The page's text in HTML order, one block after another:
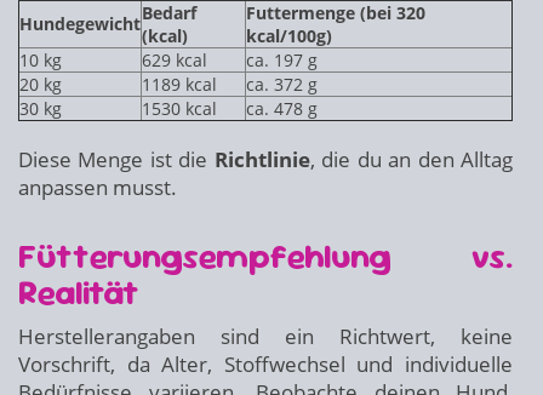
HundegewichtBedarf
(kcal)
Futtermenge (bei 320
kcal/100g)
10 kg
629 kcal
ca. 197 g
20 kg
1189 kcal
ca. 372 g
30 kg
1530 kcal ca. 478 g
Diese Menge ist die Richtlinie, die du an den Alltag
anpassen musst.
Fütterungsempfehlung vs.
Realität
Herstellerangaben sind ein Richtwert, keine
Vorschrift, da Alter, Stoffwechsel und individuelle